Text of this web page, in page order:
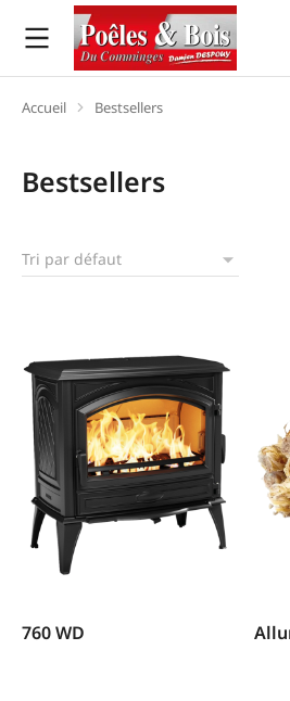
Vous êtes ici :
Accueil Bestsellers
Bestsellers
760 WD